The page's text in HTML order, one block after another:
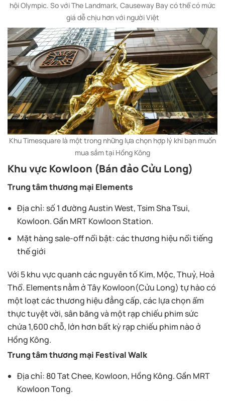
hội Olympic. So với The Landmark, Causeway Bay có thể có mức
giá dễ chịu hơn với người Việt
Khu Timesquare là một trong những lựa chọn hợp lý khi bạn muốn
mua sắm tại Hồng Kông
Khu vực Kowloon (Bán đảo Cửu Long)
Trung tâm thương mại Elements
Địa chỉ: số 1 đường Austin West, Tsim Sha Tsui,
Kowloon. Gần MRT Kowloon Station.
Mặt hàng sale-off nổi bật: các thương hiệu nổi tiếng
thế giới
Với 5 khu vực quanh các nguyên tố Kim, Mộc, Thuỷ, Hoả
Thổ. Elements nằm ở Tây Kowloon(Cửu Long) tự hào có
một loạt các thương hiệu đẳng cấp, các lựa chọn ẩm
thực tuyệt vời, sân băng và một rạp chiếu phim sức
chứa 1,600 chỗ, lớn hơn bất kỳ rạp chiếu phim nào ở
Hồng Kông.
Trung tâm thương mại Festival Walk
Địa chỉ: 80 Tat Chee, Kowloon, Hồng Kông. Gần MRT
Kowloon Tong.